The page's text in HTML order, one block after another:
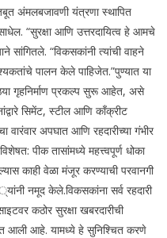
अंमलबजावणी यंत्रणा स्थापित
“सुरक्षा आणि उत्तरदायित्व हे आमचे
सांगितले. “विकसकांनी त्यांची वाहने
पालन केले पाहिजेत.”पुण्यात या
गृहनिर्माण प्रकल्प सुरू आहेत, असे
सिमेंट, स्टील आणि काँक्रीट
वारंवार अपघात आणि रहदारीच्या गंभीर
पीक तासांमध्ये महत्त्वपूर्ण धोका
काही वेळा मंजूर करण्याची परवानगी
्यांनी नमूद केले.विकसकांना सर्व रहदारी
कठोर सुरक्षा खबरदारीची
आली आहे. यामध्ये हे सुनिश्चित करणे